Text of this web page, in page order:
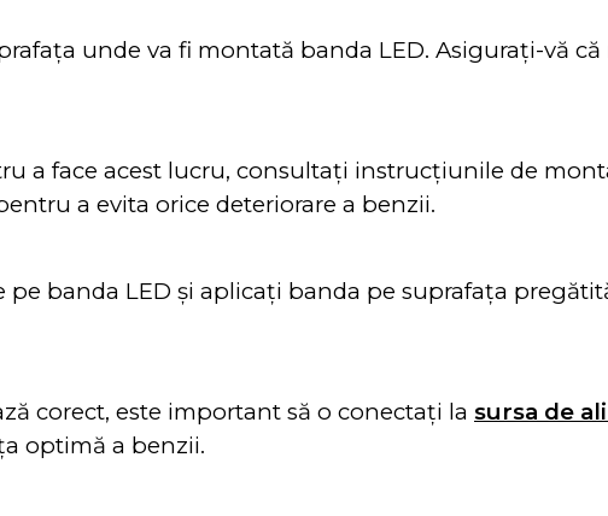
unde va fi montată banda LED. Asigurați-vă
a face acest lucru, consultați instrucțiunile de
a evita orice deteriorare a benzii.
banda LED și aplicați banda pe suprafața
corect, este important să o conectați la sursa de
optimă a benzii.